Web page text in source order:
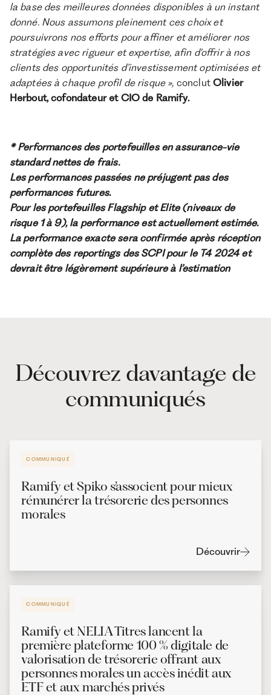
la base des meilleures données disponibles à un instant
donné. Nous assumons pleinement ces choix et
poursuivrons nos efforts pour affiner et améliorer nos
stratégies avec rigueur et expertise, afin d'offrir à nos
clients des opportunités d’investissement optimisées et
adaptées à chaque profil de risque », conclut Olivier
Herbout, cofondateur et CIO de Ramify.
* Performances des portefeuilles en assurance-vie
standard nettes de frais.
Les performances passées ne préjugent pas des
performances futures.
Pour les portefeuilles Flagship et Elite (niveaux de
risque 1 à 9), la performance est actuellement estimée.
La performance exacte sera confirmée après réception
complète des reportings des SCPI pour le T4 2024 et
devrait être légèrement supérieure à l’estimation
Découvrez davantage de
communiqués
COMMUNIQUÉ
Ramify et Spiko s’associent pour mieux
rémunérer la trésorerie des personnes
morales
Découvrir
COMMUNIQUÉ
Ramify et NELIA Titres lancent la
première plateforme 100 % digitale de
valorisation de trésorerie offrant aux
personnes morales un accès inédit aux
ETF et aux marchés privés